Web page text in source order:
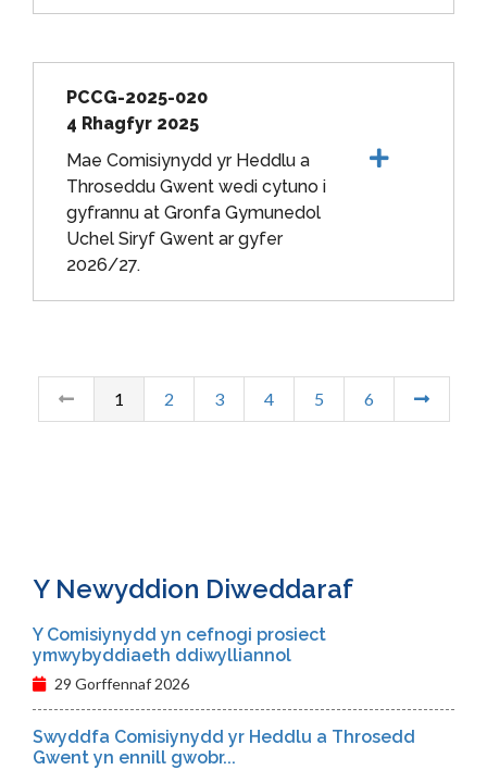
PCCG-2025-020
4 Rhagfyr 2025
Mae Comisiynydd yr Heddlu a
Throseddu Gwent wedi cytuno i
gyfrannu at Gronfa Gymunedol
Uchel Siryf Gwent ar gyfer
2026/27.
1 2 3 4 5 6
Y Newyddion Diweddaraf
Y Comisiynydd yn cefnogi prosiect
ymwybyddiaeth ddiwylliannol
29 Gorffennaf 2026
Swyddfa Comisiynydd yr Heddlu a Throsedd
Gwent yn ennill gwobr...